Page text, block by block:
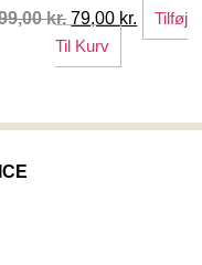
kr.
kr. Den
oprindelige
pris
199,00 kr..
79,00 kr. Den
aktuelle
79,00
Tilføj
Til Kurv